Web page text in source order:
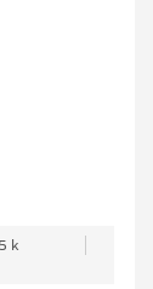
k